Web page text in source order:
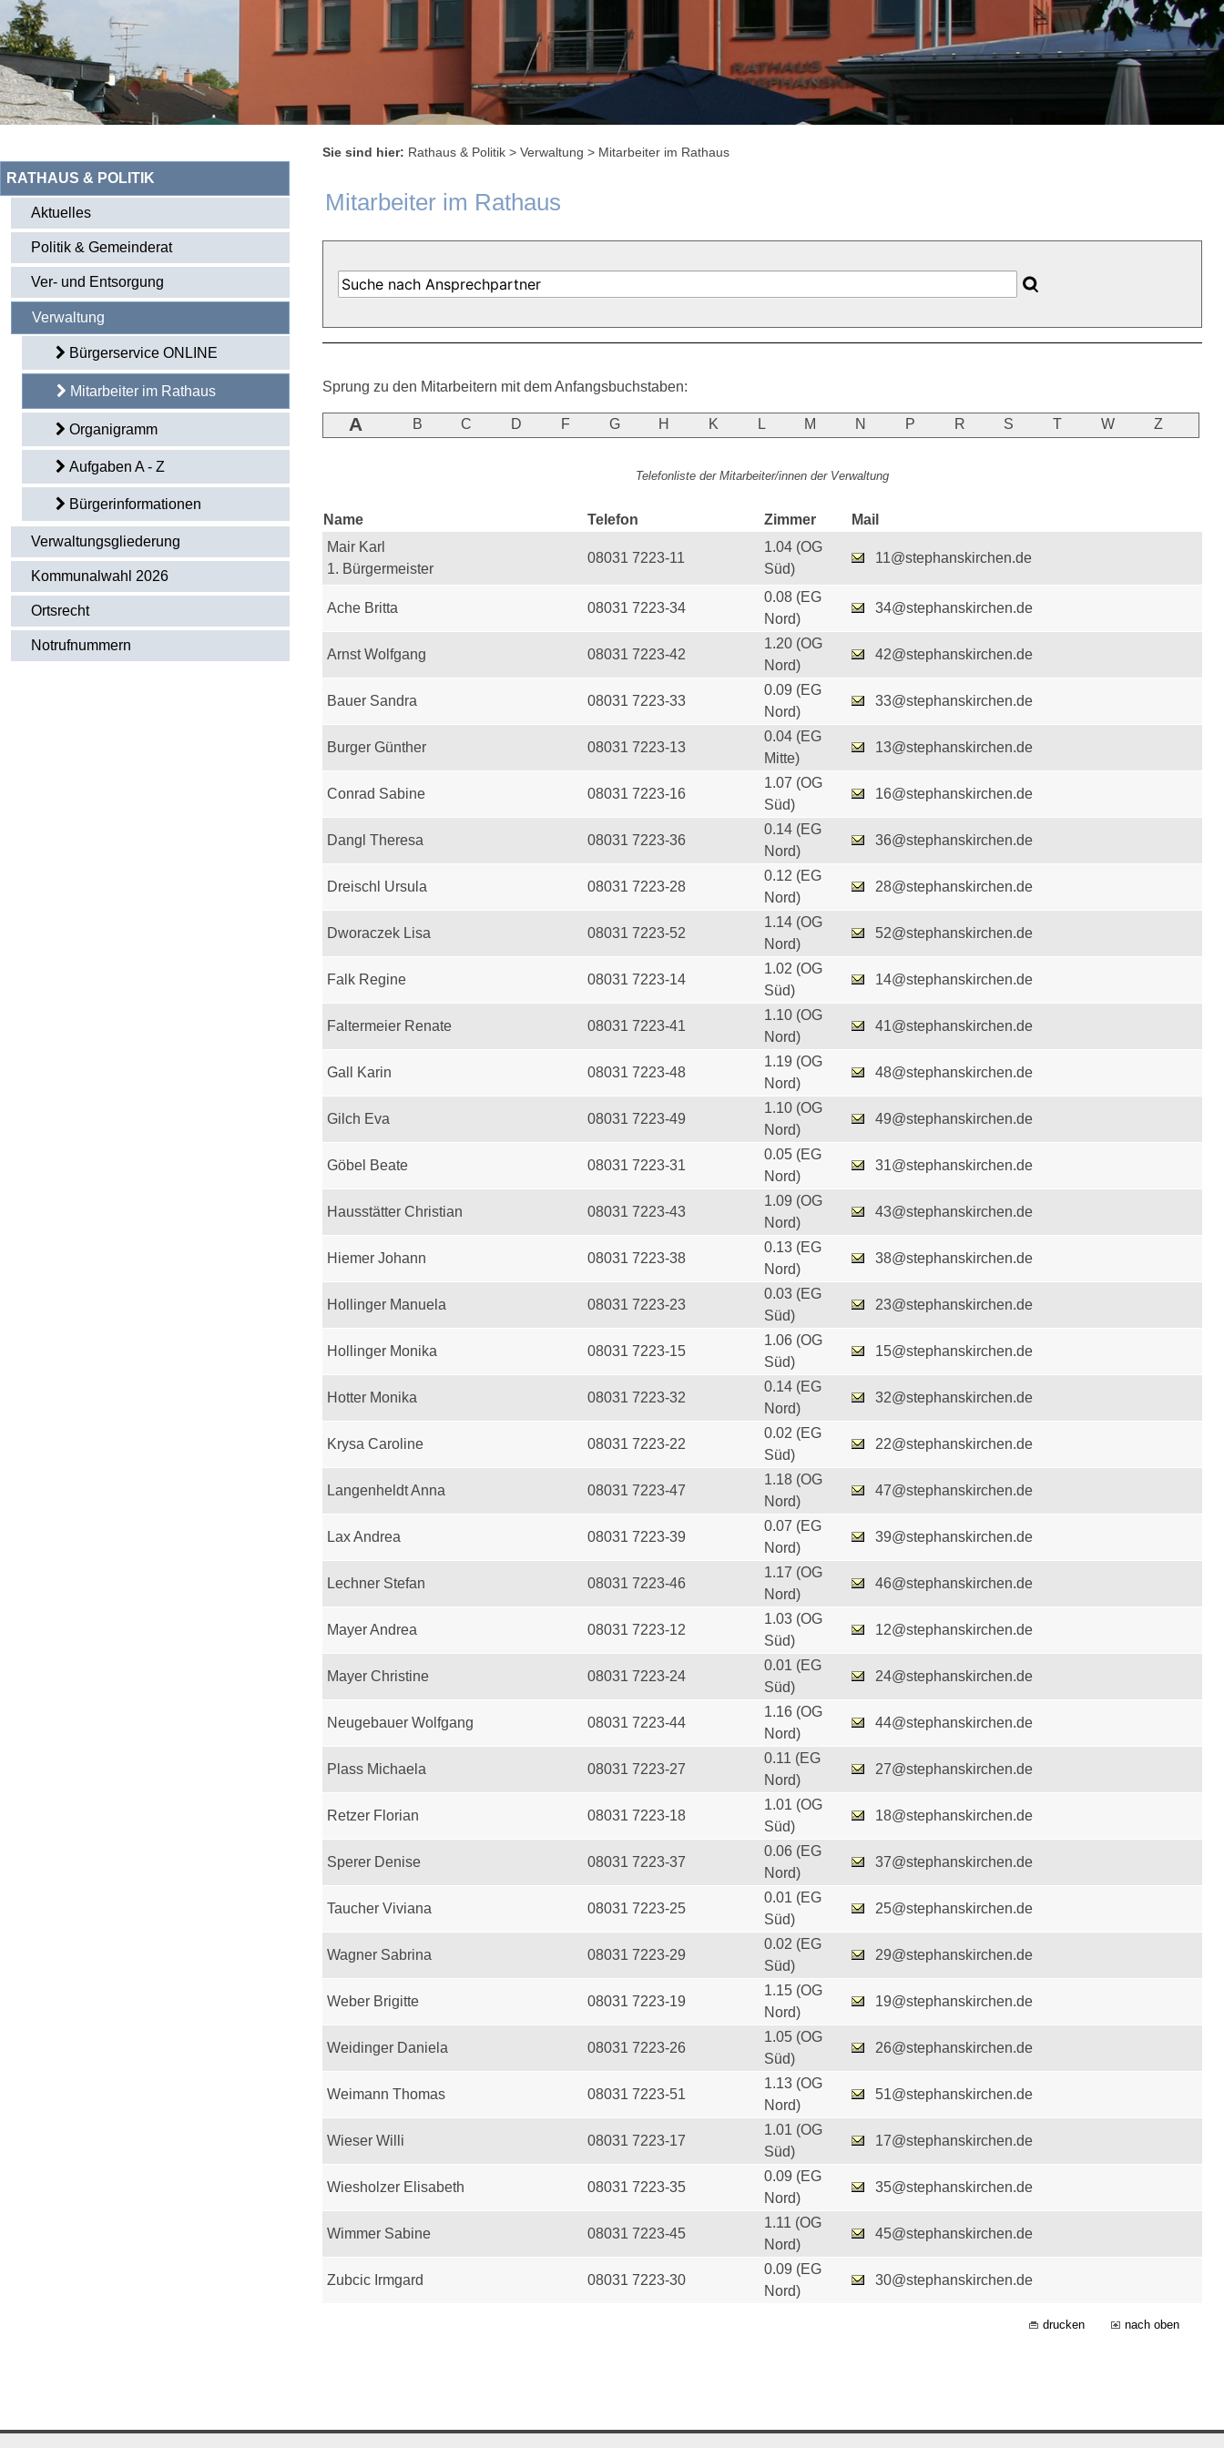
RATHAUS & POLITIK
Aktuelles
Politik & Gemeinderat
Ver- und Entsorgung
Verwaltung
Bürgerservice ONLINE
Mitarbeiter im Rathaus
Organigramm
Aufgaben A - Z
Bürgerinformationen
Verwaltungsgliederung
Kommunalwahl 2026
Ortsrecht
Notrufnummern
Sie sind hier: Rathaus & Politik > Verwaltung > Mitarbeiter im Rathaus
Mitarbeiter im Rathaus
Sprung zu den Mitarbeitern mit dem Anfangsbuchstaben:
A B C D F G H K L M N P R S T W Z
Telefonliste der Mitarbeiter/innen der Verwaltung
Name Telefon Zimmer
Mail
Mair Karl
1. Bürgermeister
08031 7223-11
1.04 (OG
Süd)
11@stephanskirchen.de
Ache Britta 08031 7223-34
0.08 (EG
Nord)
34@stephanskirchen.de
Arnst Wolfgang 08031 7223-42
1.20 (OG
Nord)
42@stephanskirchen.de
Bauer Sandra 08031 7223-33
0.09 (EG
Nord)
33@stephanskirchen.de
Burger Günther 08031 7223-13
0.04 (EG
Mitte)
13@stephanskirchen.de
Conrad Sabine 08031 7223-16
1.07 (OG
Süd)
16@stephanskirchen.de
Dangl Theresa 08031 7223-36
0.14 (EG
Nord)
36@stephanskirchen.de
Dreischl Ursula 08031 7223-28
0.12 (EG
Nord)
28@stephanskirchen.de
Dworaczek Lisa 08031 7223-52
1.14 (OG
Nord)
52@stephanskirchen.de
Falk Regine 08031 7223-14
1.02 (OG
Süd)
14@stephanskirchen.de
Faltermeier Renate 08031 7223-41
1.10 (OG
Nord)
41@stephanskirchen.de
Gall Karin 08031 7223-48
1.19 (OG
Nord)
48@stephanskirchen.de
Gilch Eva 08031 7223-49
1.10 (OG
Nord)
49@stephanskirchen.de
Göbel Beate 08031 7223-31
0.05 (EG
Nord)
31@stephanskirchen.de
Hausstätter Christian 08031 7223-43
1.09 (OG
Nord)
43@stephanskirchen.de
Hiemer Johann 08031 7223-38
0.13 (EG
Nord)
38@stephanskirchen.de
Hollinger Manuela 08031 7223-23
0.03 (EG
Süd)
23@stephanskirchen.de
Hollinger Monika 08031 7223-15
1.06 (OG
Süd)
15@stephanskirchen.de
Hotter Monika 08031 7223-32
0.14 (EG
Nord)
32@stephanskirchen.de
Krysa Caroline 08031 7223-22
0.02 (EG
Süd)
22@stephanskirchen.de
Langenheldt Anna 08031 7223-47
1.18 (OG
Nord)
47@stephanskirchen.de
Lax Andrea 08031 7223-39
0.07 (EG
Nord)
39@stephanskirchen.de
Lechner Stefan 08031 7223-46
1.17 (OG
Nord)
46@stephanskirchen.de
Mayer Andrea 08031 7223-12
1.03 (OG
Süd)
12@stephanskirchen.de
Mayer Christine 08031 7223-24
0.01 (EG
Süd)
24@stephanskirchen.de
Neugebauer Wolfgang 08031 7223-44
1.16 (OG
Nord)
44@stephanskirchen.de
Plass Michaela 08031 7223-27
0.11 (EG
Nord)
27@stephanskirchen.de
Retzer Florian 08031 7223-18
1.01 (OG
Süd)
18@stephanskirchen.de
Sperer Denise 08031 7223-37
0.06 (EG
Nord)
37@stephanskirchen.de
Taucher Viviana 08031 7223-25
0.01 (EG
Süd)
25@stephanskirchen.de
Wagner Sabrina 08031 7223-29
0.02 (EG
Süd)
29@stephanskirchen.de
Weber Brigitte 08031 7223-19
1.15 (OG
Nord)
19@stephanskirchen.de
Weidinger Daniela 08031 7223-26
1.05 (OG
Süd)
26@stephanskirchen.de
Weimann Thomas 08031 7223-51
1.13 (OG
Nord)
51@stephanskirchen.de
Wieser Willi 08031 7223-17
1.01 (OG
Süd)
17@stephanskirchen.de
Wiesholzer Elisabeth 08031 7223-35
0.09 (EG
Nord)
35@stephanskirchen.de
Wimmer Sabine 08031 7223-45
1.11 (OG
Nord)
45@stephanskirchen.de
Zubcic Irmgard 08031 7223-30
0.09 (EG
Nord)
30@stephanskirchen.de
drucken nach oben